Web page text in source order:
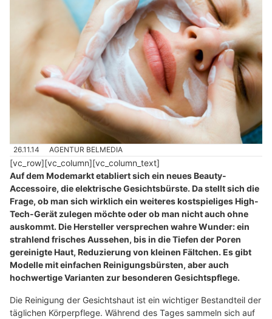
26.11.14 AGENTUR BELMEDIA
[vc_row][vc_column][vc_column_text]
Auf dem Modemarkt etabliert sich ein neues Beauty-
Accessoire, die elektrische Gesichtsbürste. Da stellt sich die
Frage, ob man sich wirklich ein weiteres kostspieliges High-
Tech-Gerät zulegen möchte oder ob man nicht auch ohne
auskommt. Die Hersteller versprechen wahre Wunder: ein
strahlend frisches Aussehen, bis in die Tiefen der Poren
gereinigte Haut, Reduzierung von kleinen Fältchen. Es gibt
Modelle mit einfachen Reinigungsbürsten, aber auch
hochwertige Varianten zur besonderen Gesichtspflege.
Die Reinigung der Gesichtshaut ist ein wichtiger Bestandteil der
täglichen Körperpflege. Während des Tages sammeln sich auf